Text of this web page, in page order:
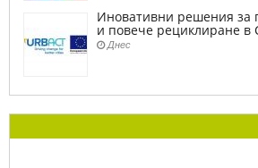
Иновативни решения за
и повече рециклиране в
Днес